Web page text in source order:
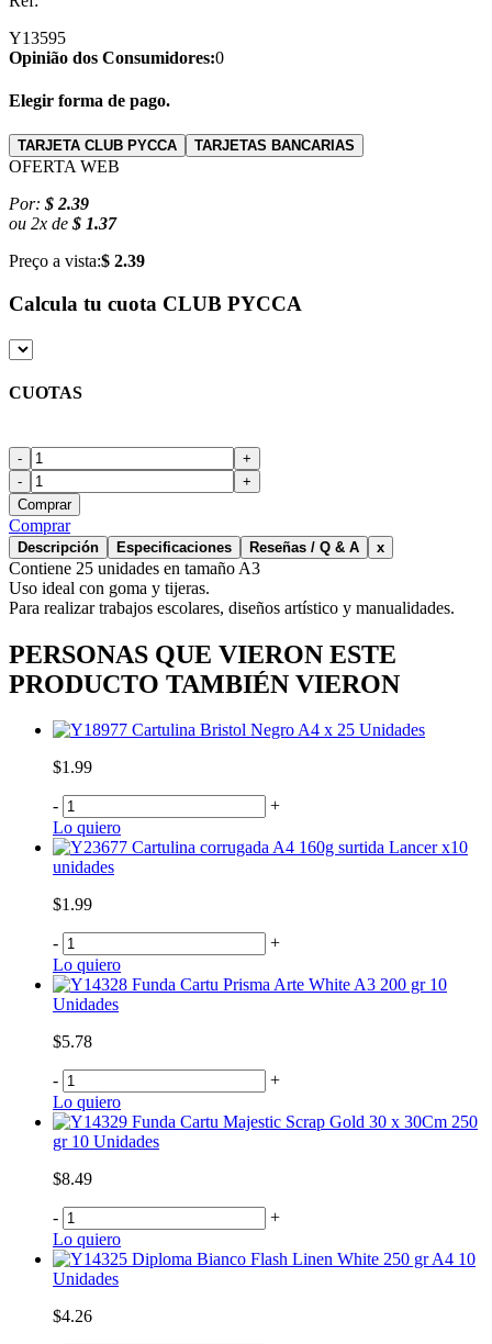
Y13595
Opinião dos Consumidores:0
Elegir forma de pago.
TARJETA CLUB PYCCA TARJETAS BANCARIAS
OFERTA WEB
Por: $ 2.39
ou 2x de $ 1.37
Preço a vista:$ 2.39
Calcula tu cuota CLUB PYCCA
CUOTAS
-
+
-
+
Comprar
Comprar
Descripción Especificaciones Reseñas / Q & A x
Contiene 25 unidades en tamaño A3
Uso ideal con goma y tijeras.
Para realizar trabajos escolares, diseños artístico y manualidades.
PERSONAS QUE VIERON ESTE
PRODUCTO TAMBIÉN VIERON
Cartulina Bristol Negro A4 x 25 Unidades
$1.99
-
+
Lo quiero
Cartulina corrugada A4 160g surtida Lancer x10
unidades
$1.99
-
+
Lo quiero
Funda Cartu Prisma Arte White A3 200 gr 10
Unidades
$5.78
-
+
Lo quiero
Funda Cartu Majestic Scrap Gold 30 x 30Cm 250
gr 10 Unidades
$8.49
-
+
Lo quiero
Diploma Bianco Flash Linen White 250 gr A4 10
Unidades
$4.26